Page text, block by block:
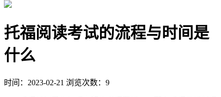
托福阅读考试的流程与时间是
什么
时间：2023-02-21 浏览次数：9